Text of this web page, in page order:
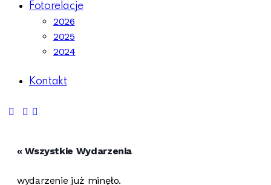
Fotorelacje
2026
2025
2024
Kontakt
« Wszystkie Wydarzenia
wydarzenie już minęło.